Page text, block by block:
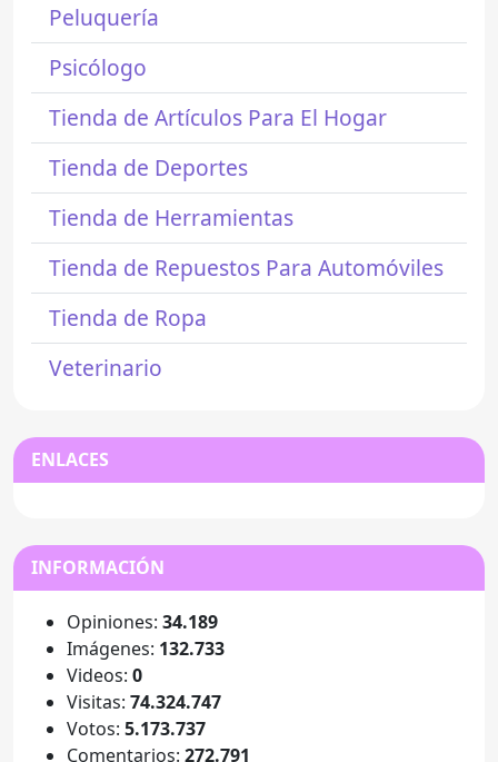
Peluquería
Psicólogo
Tienda de Artículos Para El Hogar
Tienda de Deportes
Tienda de Herramientas
Tienda de Repuestos Para Automóviles
Tienda de Ropa
Veterinario
ENLACES
INFORMACIÓN
Opiniones: 34.189
Imágenes: 132.733
Videos: 0
Visitas: 74.324.747
Votos: 5.173.737
Comentarios: 272.791